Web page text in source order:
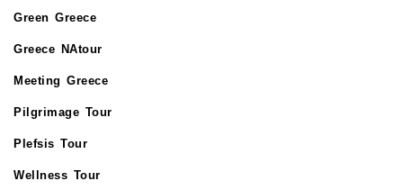
Green Greece
Greece NAtour
Meeting Greece
Pilgrimage Tour
Plefsis Tour
Wellness Tour